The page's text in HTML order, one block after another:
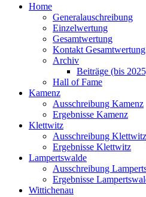
Home
Generalauschreibung
Einzelwertung
Gesamtwertung
Kontakt Gesamtwertung
Archiv
Beiträge (bis
Hall of Fame
Kamenz
Ausschreibung Kamenz
Ergebnisse Kamenz
Klettwitz
Ausschreibung Klettwitz
Ergebnisse Klettwitz
Lampertswalde
Ausschreibung
Ergebnisse
Wittichenau